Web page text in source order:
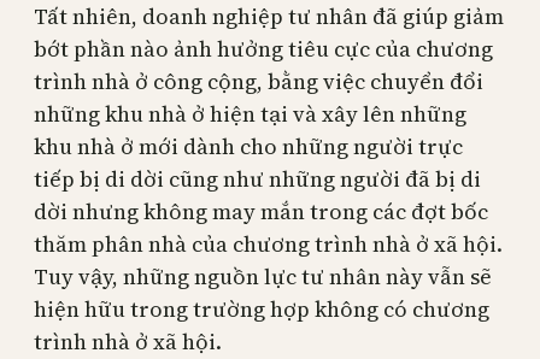
Tất nhiên, doanh nghiệp tư nhân đã giúp giảm
bớt phần nào ảnh hưởng tiêu cực của chương
trình nhà ở công cộng, bằng việc chuyển đổi
những khu nhà ở hiện tại và xây lên những
khu nhà ở mới dành cho những người trực
tiếp bị di dời cũng như những người đã bị di
dời nhưng không may mắn trong các đợt bốc
thăm phân nhà của chương trình nhà ở xã hội.
Tuy vậy, những nguồn lực tư nhân này vẫn sẽ
hiện hữu trong trường hợp không có chương
trình nhà ở xã hội.